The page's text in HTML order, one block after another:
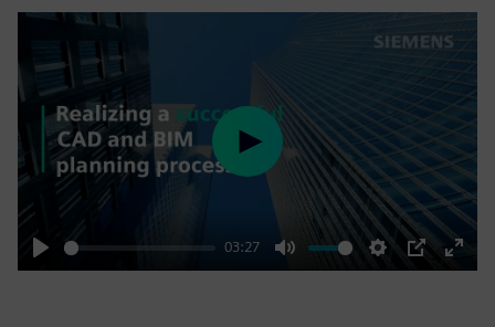
Play
03:27
Mute Settings
PIP
Enter
Play